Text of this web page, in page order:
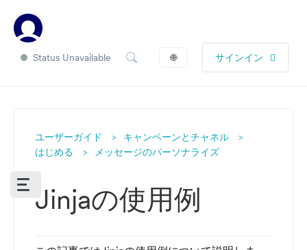
Status Unavailable 🌐 サインイン
ユーザーガイド
キャンペーンとチャネル
はじめる
メッセージのパーソナライズ
Jinjaの使用例